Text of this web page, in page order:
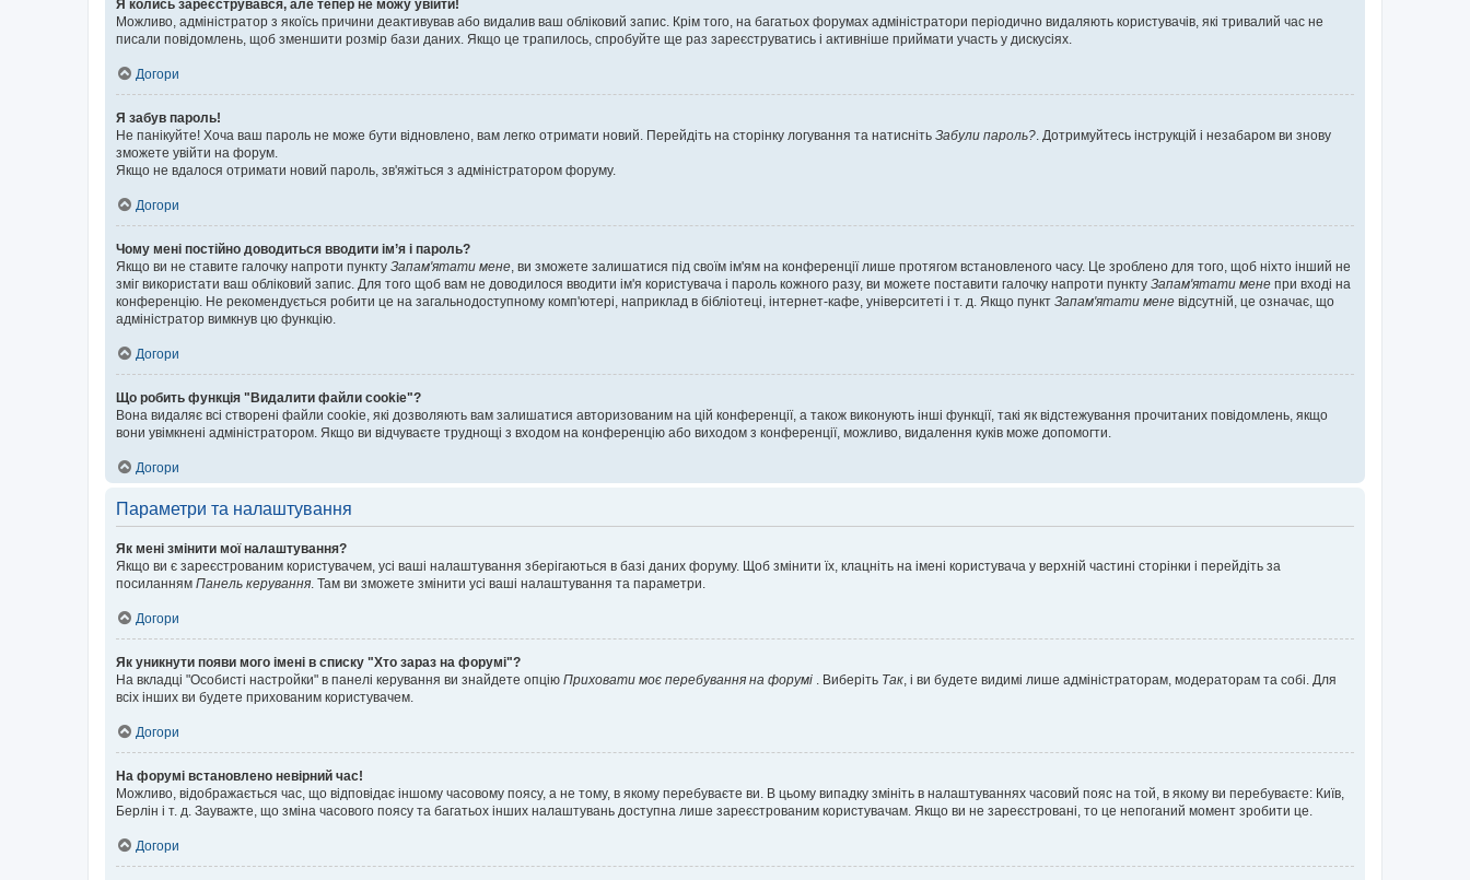
Я колись зареєструвався, але тепер не можу увійти!
Можливо, адміністратор з якоїсь причини деактивував або видалив ваш обліковий запис. Крім того, на багатьох форумах адміністратори періодично видаляють користувачів, які тривалий час не
писали повідомлень, щоб зменшити розмір бази даних. Якщо це трапилось, спробуйте ще раз зареєструватись і активніше приймати участь у дискусіях.
Догори
Я забув пароль!
Не панікуйте! Хоча ваш пароль не може бути відновлено, вам легко отримати новий. Перейдіть на сторінку логування та натисніть Забули пароль? . Дотримуйтесь інструкцій і незабаром ви знову
зможете увійти на форум.
Якщо не вдалося отримати новий пароль, зв'яжіться з адміністратором форуму.
Догори
Чому мені постійно доводиться вводити ім’я і пароль?
Якщо ви не ставите галочку напроти пункту Запам'ятати мене , ви зможете залишатися під своїм ім'ям на конференції лише протягом встановленого часу. Це зроблено для того, щоб ніхто інший не
зміг використати ваш обліковий запис. Для того щоб вам не доводилося вводити ім'я користувача і пароль кожного разу, ви можете поставити галочку напроти пункту Запам'ятати мене при вході на
конференцію. Не рекомендується робити це на загальнодоступному комп'ютері, наприклад в бібліотеці, інтернет-кафе, університеті і т. д. Якщо пункт Запам'ятати мене відсутній, це означає, що
адміністратор вимкнув цю функцію.
Догори
Що робить функція "Видалити файли cookie"?
Вона видаляє всі створені файли cookie, які дозволяють вам залишатися авторизованим на цій конференції, а також виконують інші функції, такі як відстежування прочитаних повідомлень, якщо
вони увімкнені адміністратором. Якщо ви відчуваєте труднощі з входом на конференцію або виходом з конференції, можливо, видалення куків може допомогти.
Догори
Параметри та налаштування
Як мені змінити мої налаштування?
Якщо ви є зареєстрованим користувачем, усі ваші налаштування зберігаються в базі даних форуму. Щоб змінити їх, клацніть на імені користувача у верхній частині сторінки і перейдіть за
посиланням Панель керування . Там ви зможете змінити усі ваші налаштування та параметри.
Догори
Як уникнути появи мого імені в списку "Хто зараз на форумі"?
На вкладці "Особисті настройки" в панелі керування ви знайдете опцію Приховати моє перебування на форумі . Виберіть Так , і ви будете видимі лише адміністраторам, модераторам та собі. Для
всіх інших ви будете прихованим користувачем.
Догори
На форумі встановлено невірний час!
Можливо, відображається час, що відповідає іншому часовому поясу, а не тому, в якому перебуваєте ви. В цьому випадку змініть в налаштуваннях часовий пояс на той, в якому ви перебуваєте: Київ,
Берлін і т. д. Зауважте, що зміна часового поясу та багатьох інших налаштувань доступна лише зареєстрованим користувачам. Якщо ви не зареєстровані, то це непоганий момент зробити це.
Догори